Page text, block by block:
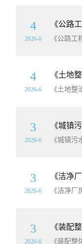
4
2026-6
《公路工程建设
4
2026-6
《土地整治
3
2026-6
《城镇污水处
3
2026-6
《洁净厂房建
3
2026-6
《装配整体式